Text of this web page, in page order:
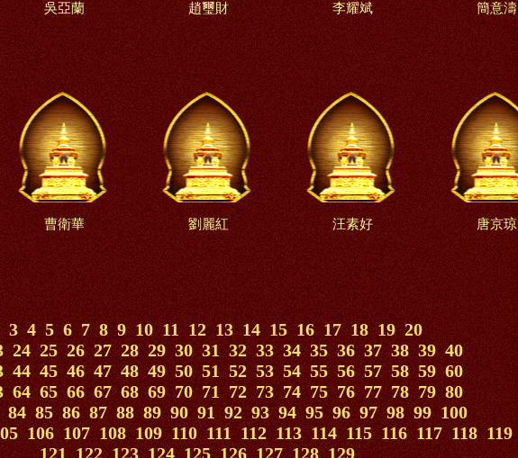
吳亞蘭 趙璽財 李耀斌 簡意濤
曹衛華 劉麗紅 汪素好 唐京琼
3 4 5 6 7 8 9 10 11 12 13 14 15 16 17 18 19 20
24 25 26 27 28 29 30 31 32 33 34 35 36 37 38 39 40
44 45 46 47 48 49 50 51 52 53 54 55 56 57 58 59 60
64 65 66 67 68 69 70 71 72 73 74 75 76 77 78 79 80
84 85 86 87 88 89 90 91 92 93 94 95 96 97 98 99 100
106 107 108 109 110 111 112 113 114 115 116 117 118 119
121
122 123 124 125 126 127 128 129